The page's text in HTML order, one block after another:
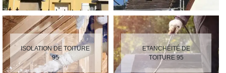
ISOLATION DE TOITURE
95
ETANCHÉITÉ DE
TOITURE 95